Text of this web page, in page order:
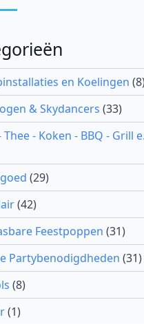
en Koelingen
& Skydancers (33)
Thee - Koken - BBQ - Grill
(29)
(42)
Feestpoppen (31)
Partybenodigdheden (31)
(8)
(1)